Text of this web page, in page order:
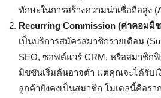
ทักษะในการสร้างความน่าเชื่อถือสูง
Recurring Commission (ค่าคอมมิ
เป็นบริการสมัครสมาชิกรายเดือน
SEO, ซอฟต์แวร์ CRM, หรือสมาชิก
มิชชันเริ่มต้นอาจต่ำ แต่คุณจะได้รับเ
ลูกค้ายังคงเป็นสมาชิก โมเดลนี้คือร